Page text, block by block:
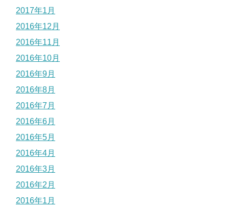
2017年1月
2016年12月
2016年11月
2016年10月
2016年9月
2016年8月
2016年7月
2016年6月
2016年5月
2016年4月
2016年3月
2016年2月
2016年1月